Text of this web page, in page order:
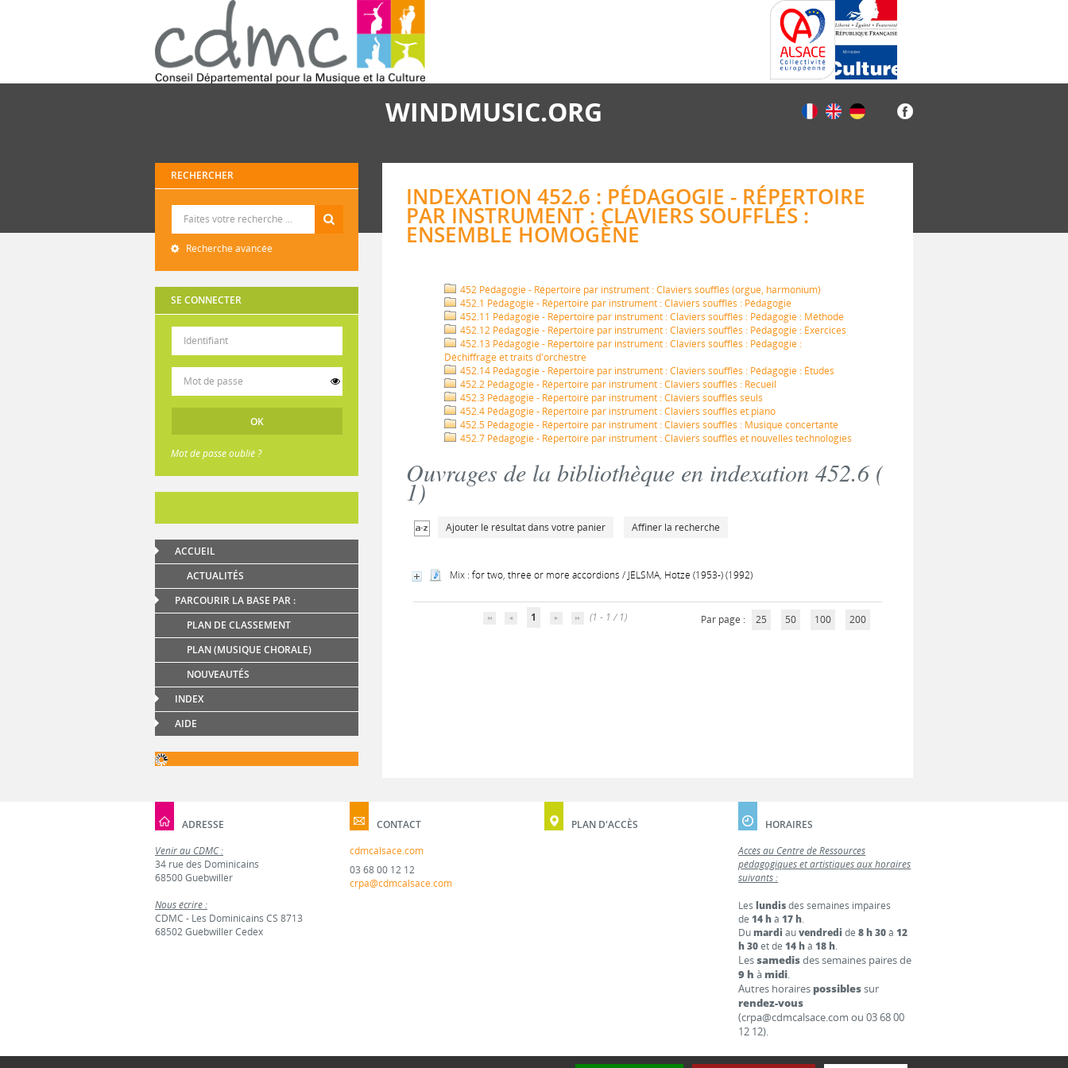
WINDMUSIC.ORG
RECHERCHER
Recherche avancée
SE CONNECTER
Mot de passe oublié ?
ACCUEIL
ACTUALITÉS
PARCOURIR LA BASE PAR :
PLAN DE CLASSEMENT
PLAN (MUSIQUE CHORALE)
NOUVEAUTÉS
INDEX
AIDE
INDEXATION 452.6 : PÉDAGOGIE - RÉPERTOIRE
PAR INSTRUMENT : CLAVIERS SOUFFLÉS :
ENSEMBLE HOMOGÈNE
452 Pédagogie - Répertoire par instrument : Claviers soufflés (orgue, harmonium)
452.1 Pédagogie - Répertoire par instrument : Claviers soufflés : Pédagogie
452.11 Pédagogie - Répertoire par instrument : Claviers soufflés : Pédagogie : Méthode
452.12 Pédagogie - Répertoire par instrument : Claviers soufflés : Pédagogie : Exercices
452.13 Pédagogie - Répertoire par instrument : Claviers soufflés : Pédagogie :
Déchiffrage et traits d'orchestre
452.14 Pédagogie - Répertoire par instrument : Claviers soufflés : Pédagogie : Études
452.2 Pédagogie - Répertoire par instrument : Claviers soufflés : Recueil
452.3 Pédagogie - Répertoire par instrument : Claviers soufflés seuls
452.4 Pédagogie - Répertoire par instrument : Claviers soufflés et piano
452.5 Pédagogie - Répertoire par instrument : Claviers soufflés : Musique concertante
452.7 Pédagogie - Répertoire par instrument : Claviers soufflés et nouvelles technologies
Ouvrages de la bibliothèque en indexation 452.6 (
1)
Ajouter le résultat dans votre panier Affiner la recherche
Mix : for two, three or more accordions / JELSMA, Hotze (1953-) (1992)
1 (1 - 1 / 1) Par page : 25 50 100 200
ADRESSE
Venir au CDMC :
34 rue des Dominicains
68500 Guebwiller
Nous écrire :
CDMC - Les Dominicains CS 8713
68502 Guebwiller Cedex
CONTACT
cdmcalsace.com
03 68 00 12 12
crpa@cdmcalsace.com
PLAN D'ACCÈS
HORAIRES
Accès au Centre de Ressources
pédagogiques et artistiques aux horaires
suivants :
Leslundisdes semaines impaires
de14 hà17 h.
Dumardi auvendredi de8 h 30à12
h 30et de14 hà18 h.
Lessamedisdes semaines paires de
9 h à midi.
Autres horaires possiblessur
rendez-vous
(crpa@cdmcalsace.com ou 03 68 00
12 12).